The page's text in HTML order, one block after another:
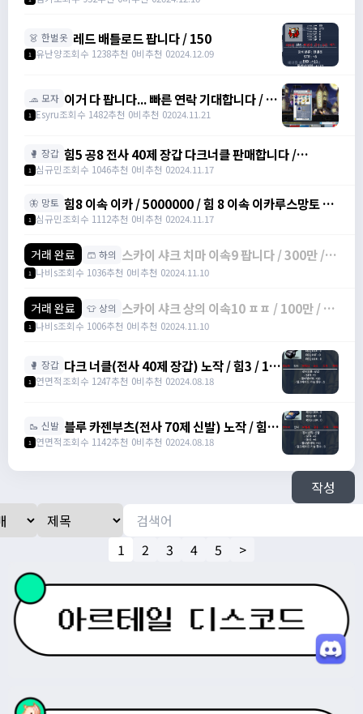
👗 한벌옷 레드 배틀로드 팝니다 / 150
1 유난양조회수 1238추천 0비추천 02024.12.09
🧢 모자 이거 다 팝니다... 빠른 연락 기대합니다 / 4
천만 메소
1 Esyru조회수 1482추천 0비추천 02024.11.21
🥊 장갑 힘5 공8 전사 40제 장갑 다크너클 판매합니다 /
6000000 / 전사 40제 공 8 장갑 /
1 심규민조회수 1046추천 0비추천 02024.11.17
🦋 망토 힘8 이속 이카 / 5000000 / 힘 8 이속 이카루스망토 /
https://open.kakao.com/o/sbe7MC0g
1 심규민조회수 1112추천 0비추천 02024.11.17
거래 완료 🩳 하의 스카이 샤크 치마 이속9 팝니다 / 300만 /
물방+1 이속+4 상옵
1 나비s조회수 1036추천 0비추천 02024.11.10
거래 완료 👕 상의 스카이 샤크 상의 이속10 ㅍㅍ / 100만 / 물
방 +1 이속+3 상옵
1 나비s조회수 1006추천 0비추천 02024.11.10
🥊 장갑 다크 너클(전사 40제 장갑) 노작 / 힘3 / 13
만에 팝니다. / 130,000 /
https://open.kakao.com/o/s0DLJJJg
1 연면적조회수 1247추천 0비추천 02024.08.18
🥾 신발 블루 카젠부츠(전사 70제 신발) 노작 / 힘3 /
덱4 / 27만에 팝니다. / 270,000 /
https://open.kakao.com/o/s0DLJJJg
1 연면적조회수 1142추천 0비추천 02024.08.18
작성
1 2 3 4 5 >